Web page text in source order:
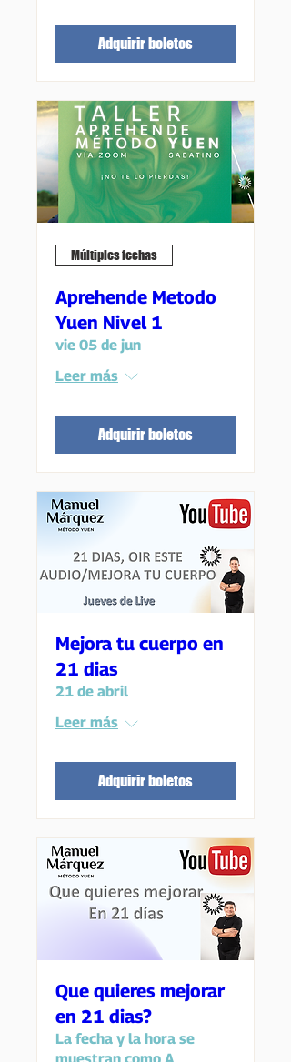
Adquirir boletos
Múltiples fechas
Aprehende Metodo
Yuen Nivel 1
vie 05 de jun
Leer más
Adquirir boletos
Mejora tu cuerpo en
21 dias
21 de abril
Leer más
Adquirir boletos
Que quieres mejorar
en 21 dias?
La fecha y la hora se